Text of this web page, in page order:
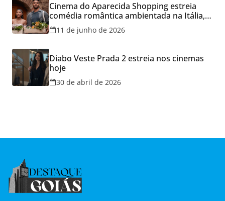
Cinema do Aparecida Shopping estreia
comédia romântica ambientada na Itália,
hoje e lança promoção para o Dia dos
Namorados
11 de junho de 2026
Diabo Veste Prada 2 estreia nos cinemas
hoje
30 de abril de 2026